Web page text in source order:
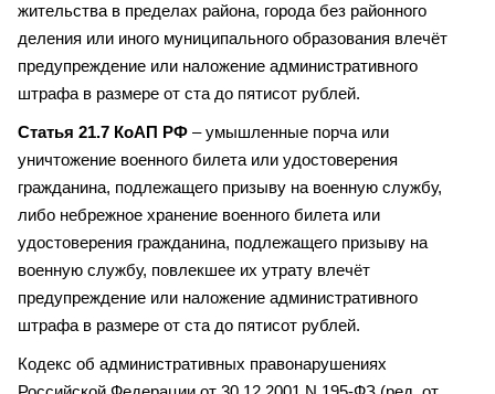
жительства в пределах района, города без районного
деления или иного муниципального образования влечёт
предупреждение или наложение административного
штрафа в размере от ста до пятисот рублей.
Статья 21.7 КоАП РФ – умышленные порча или
уничтожение военного билета или удостоверения
гражданина, подлежащего призыву на военную службу,
либо небрежное хранение военного билета или
удостоверения гражданина, подлежащего призыву на
военную службу, повлекшее их утрату влечёт
предупреждение или наложение административного
штрафа в размере от ста до пятисот рублей.
Кодекс об административных правонарушениях